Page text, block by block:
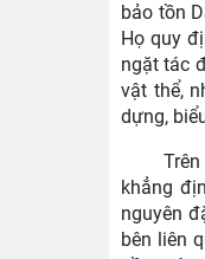
bảo tồn
Họ quy
ngặt tác
vật thể,
dựng,
khẳng
nguyên
bên liên